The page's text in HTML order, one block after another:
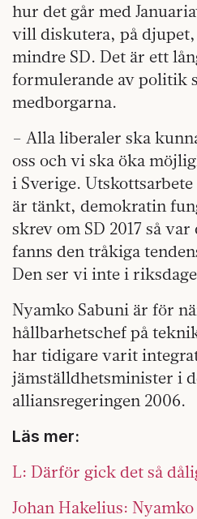
hur det går med
vill diskutera, på
mindre SD. Det är ett
formulerande av politik
medborgarna.
– Alla liberaler ska
oss och vi ska öka
i Sverige.
är tänkt, demokratin
skrev om SD 2017 så
fanns den tråkiga
Den ser vi inte i
Nyamko Sabuni är för
hållbarhetschef på
har tidigare varit
jämställdhetsminister i
alliansregeringen 2006.
Läs mer:
L: Därför gick det så
Johan Hakelius: